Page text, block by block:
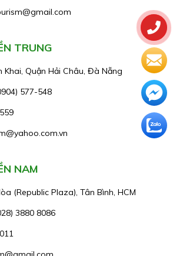
TRUNG
Khai, Quận Hải Châu, Đà Nẵng
577-548
NAM
(Republic Plaza), Tân Bình, HCM
3880 8086